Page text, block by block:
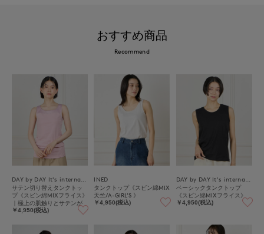
おすすめ商品
Recommend
サテン切り替えタンクトッ
プ《スビン綿MIXフライス》
｜極上の肌触りとサテンが
映える上品インナー
￥4,950(税込)
INED
タンクトップ《スビン綿MIX
天竺/A-GIRL’S 》
￥4,950(税込)
ベーシックタンクトップ
《スビン綿MIXフライス》
￥4,950(税込)